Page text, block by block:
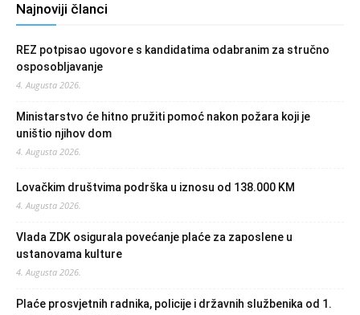
Najnoviji članci
REZ potpisao ugovore s kandidatima odabranim za stručno
osposobljavanje
4. Augusta 2026.
Ministarstvo će hitno pružiti pomoć nakon požara koji je
uništio njihov dom
4. Augusta 2026.
Lovačkim društvima podrška u iznosu od 138.000 KM
4. Augusta 2026.
Vlada ZDK osigurala povećanje plaće za zaposlene u
ustanovama kulture
4. Augusta 2026.
Plaće prosvjetnih radnika, policije i državnih službenika od 1.